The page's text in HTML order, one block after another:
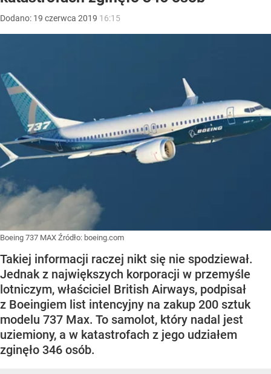
Dodano: 19 czerwca 2019 16:15
Boeing 737 MAX Źródło: boeing.com
Takiej informacji raczej nikt się nie spodziewał.
Jednak z największych korporacji w przemyśle
lotniczym, właściciel British Airways, podpisał
z Boeingiem list intencyjny na zakup 200 sztuk
modelu 737 Max. To samolot, który nadal jest
uziemiony, a w katastrofach z jego udziałem
zginęło 346 osób.